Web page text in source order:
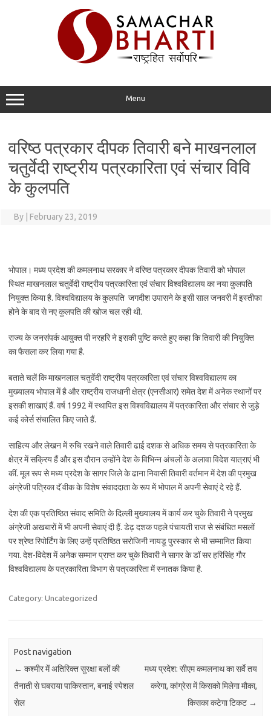
Menu
वरिष्ठ पत्रकार दीपक तिवारी बने माखनलाल
चतुर्वेदी राष्ट्रीय पत्रकारिता एवं संचार विवि
के कुलपति
By February 23, 2019
भोपाल। मध्य प्रदेश की कमलनाथ सरकार ने वरिष्ठ पत्रकार दीपक तिवारी को भोपाल
स्थित माखनलाल चतुर्वेदी राष्ट्रीय पत्रकारिता एवं संचार विश्वविद्यालय का नया कुलपति
नियुक्त किया है. विश्वविद्यालय के कुलपति जगदीश उपासने के इसी साल जनवरी में इस्तीफा
होने के बाद से नए कुलपति की खोज चल रही थी.
राज्य के जनसंपर्क आयुक्त पी नरहरि ने इसकी पुष्टि करते हुए कहा कि तिवारी की नियुक्ति
का फैसला कर लिया गया है.
बताते चलें कि माखनलाल चतुर्वेदी राष्ट्रीय पत्रकारिता एवं संचार विश्वविद्यालय का
मुख्यालय भोपाल में है और राष्ट्रीय राजधानी क्षेत्र (एनसीआर) समेत देश में अनेक स्थानों पर
इसकी शाखाएं हैं. वर्ष 1992 में स्थापित इस विश्वविद्यालय में पत्रकारिता और संचार से जुड़े
कई कोर्स संचालित किए जाते हैं.
साहित्य और लेखन में रुचि रखने वाले तिवारी ढाई दशक से अधिक समय से पत्रकारिता के
क्षेत्र में सक्रिय हैं और इस दौरान उन्होंने देश के विभिन्न अंचलों के अलावा विदेश यात्राएं भी
कीं. मूल रूप से मध्य प्रदेश के सागर जिले के ढाना निवासी तिवारी वर्तमान में देश की प्रमुख
अंग्रेजी पत्रिका दॅ वीक के विशेष संवाददाता के रूप में भोपाल में अपनी सेवाएं दे रहे हैं.
देश की एक प्रतिष्ठित संवाद समिति के दिल्ली मुख्यालय में कार्य कर चुके तिवारी ने प्रमुख
अंग्रेजी अखबारों में भी अपनी सेवाएं दी हैं. डेढ़ दशक पहले पंचायती राज से संबंधित मसलों
पर श्रेष्ठ रिपोर्टिंग के लिए उन्हें प्रतिष्ठित सरोजिनी नायडू पुरस्कार से भी सम्मानित किया
गया. देश-विदेश में अनेक सम्मान प्राप्त कर चुके तिवारी ने सागर के डॉ सर हरिसिंह गौर
विश्वविद्यालय के पत्रकारिता विभाग से पत्रकारिता में स्नातक किया है.
Category: Uncategorized
Post navigation
← कश्मीर में अतिरिक्त सुरक्षा बलों की
तैनाती से घबराया पाकिस्तान, बनाई स्पेशल
सेल
मध्य प्रदेश: सीएम कमलनाथ का सर्वे तय
करेगा, कांग्रेस में किसको मिलेगा मौका,
किसका कटेगा टिकट →